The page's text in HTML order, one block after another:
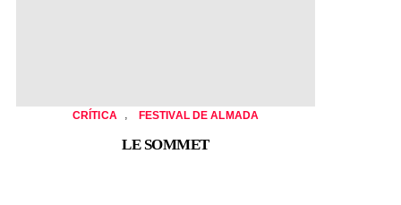
CRÍTICA FESTIVAL DE ALMADA
LE SOMMET